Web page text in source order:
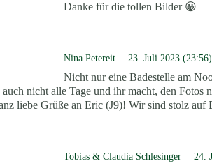
Danke für die tollen Bilder 😀
Nina Petereit 23. Juli 2023 (23:56)
Nicht nur eine Badestelle am
auch nicht alle Tage und ihr macht, den
liebe Grüße an Eric (J9)! Wir sind stolz
Tobias & Claudia Schlesinger 24.